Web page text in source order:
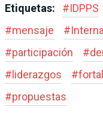
Etiquetas: #IDPPS
#mensaje #
#participación #
# liderazgos #
#propuestas